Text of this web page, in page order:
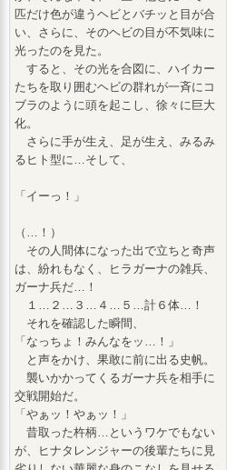
匹だけ色が違うヘビとバチッと目が合
い、さらに、そのヘビの目が不気味に
光ったのを見た。
すると、その光を合図に、ハイカー
たちを取り囲むヘビの群れが一斉にコ
ブラのように頭を起こし、徐々に巨大
化。
さらに手が生え、足が生え、みるみ
るヒト型に…そして、
「イーっ！」
（…！）
その人間体になった出で立ちと奇声
は、紛れもなく、ヒラガーナの雑兵、
ガーナ兵だ…！
１…２…３…４…５…計６体…！
それを確認した瞬間、
「なっちょ！みんなをッ…！」
と声をかけ、果敢に前に出る史帆。
襲いかかってくるガーナ兵を相手に
交戦開始だ。
「やぁッ！やぁッ！」
昔取った杵柄…というワケでもない
が、ヒナタレンジャーの後輩たちに見